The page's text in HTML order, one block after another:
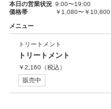
本日の営業状況 9:00〜19:00
価格帯
￥1,080〜￥10,800
メニュー
トリートメント
トリートメント
￥2,160 （税込）
販売中